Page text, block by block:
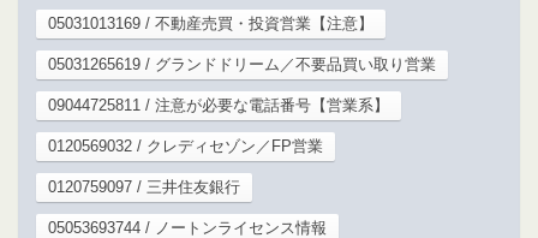
05031013169 / 不動産売買・投資営業【注意】
05031265619 / グランドドリーム／不要品買い取り営業
09044725811 / 注意が必要な電話番号【営業系】
0120569032 / クレディセゾン／FP営業
0120759097 / 三井住友銀行
05053693744 / ノートンライセンス情報